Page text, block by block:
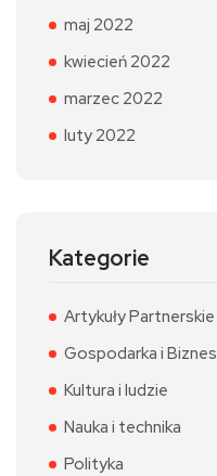
maj 2022
kwiecień 2022
marzec 2022
luty 2022
Kategorie
Artykuły Partnerskie
Gospodarka i Biznes
Kultura i ludzie
Nauka i technika
Polityka